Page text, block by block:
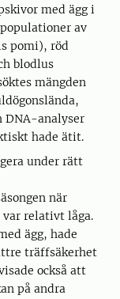
med ägg i
av
pomi), röd
blodlus
mängden
DNA-analyser
hade ätit.
under rätt
när
relativt låga.
ägg, hade
träffsäkerhet
också att
på andra